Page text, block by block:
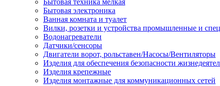
Бытовая техника мелкая
Бытовая электроника
Ванная комната и туалет
Вилки, розетки и устройства промышленные и
Водонагреватели
Датчики/сенсоры
Двигатели ворот, рольставен/Насосы/Вентиляторы
Изделия для обеспечения безопасности
Изделия крепежные
Изделия монтажные для коммуникационных сетей